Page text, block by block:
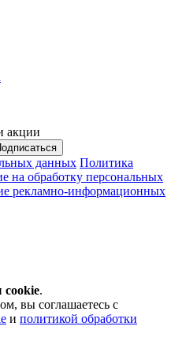
акции
данных Политика
на обработку персональных
рекламно-информационных
cookie.
вы соглашаетесь с
и политикой обработки